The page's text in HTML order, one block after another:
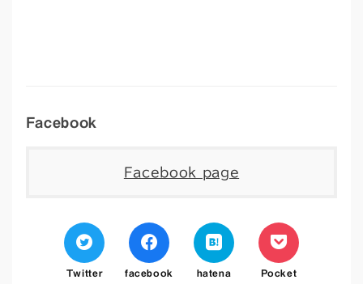
Facebook
Facebook page
Twitter facebook hatena Pocket